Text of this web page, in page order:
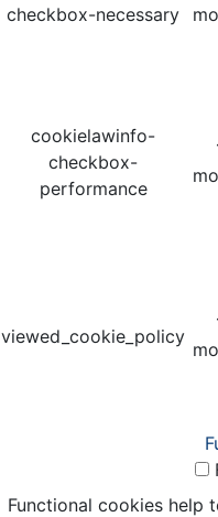
checkbox-necessary
cookielawinfo-
checkbox-
performance
viewed_cookie_policy
Functional cookies help